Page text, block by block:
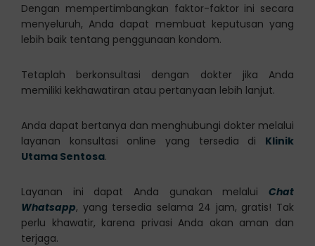
Dengan mempertimbangkan faktor-faktor ini secara
menyeluruh, Anda dapat membuat keputusan yang
lebih baik tentang penggunaan kondom.
Tetaplah berkonsultasi dengan dokter jika Anda
memiliki kekhawatiran atau pertanyaan lebih lanjut.
Anda dapat bertanya dan menghubungi dokter melalui
layanan konsultasi online yang tersedia di Klinik
Utama Sentosa.
Layanan ini dapat Anda gunakan melaluiChat
Whatsapp, yang tersedia selama 24 jam, gratis! Tak
perlu khawatir, karena privasi Anda akan aman dan
terjaga.